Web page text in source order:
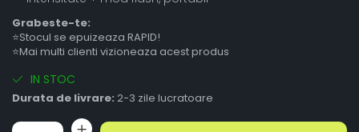
Grabeste-te:
⭐Stocul se epuizeaza RAPID!
⭐Mai multi clienti vizioneaza acest produs
IN STOC
Durata de livrare: 2-3 zile lucratoare